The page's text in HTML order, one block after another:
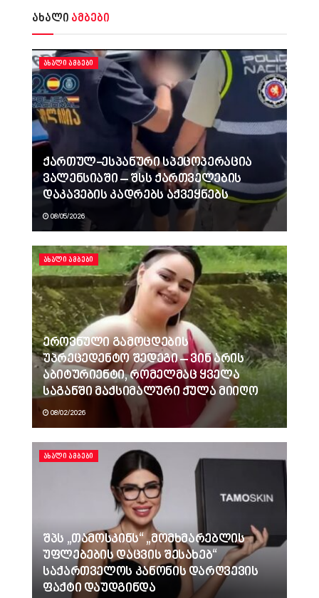
ახალი ამბები
ᲐᲮᲐᲚᲘ ᲐᲛᲑᲔᲑᲘ
ქართულ-ესპანური სპეცოპერაცია
ვალენსიაში – შსს ქართველების
დაკავების კადრებს აქვეყნებს
08/05/2026
ᲐᲮᲐᲚᲘ ᲐᲛᲑᲔᲑᲘ
ეროვნული გამოცდების
უპრეცედენტო შედეგი – ვინ არის
აბიტურიენტი, რომელმაც ყველა
საგანში მაქსიმალური ქულა მიიღო
08/02/2026
ᲐᲮᲐᲚᲘ ᲐᲛᲑᲔᲑᲘ
შპს „თამოსკინს“ „მომხმარებლის
უფლებების დაცვის შესახებ“
საქართველოს კანონის დარღვევის
ფაქტი დაუდგინდა